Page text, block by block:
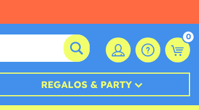
0
REGALOS & PARTY